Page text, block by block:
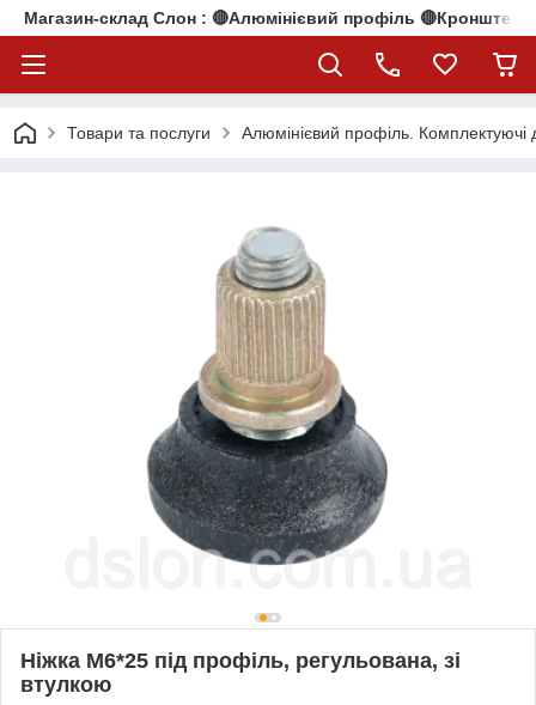
Магазин-склад Слон : 🔴Алюмінієвий профіль
Товари та послуги Алюмінієвий профіль. Комплектуючі
Ніжка М6*25 під профіль, регульована, зі
втулкою